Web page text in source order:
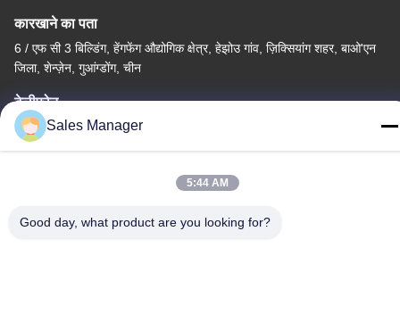
कारखाने का पता
6 / एफ सी 3 बिल्डिंग, हेंगफेंग औद्योगिक क्षेत्र, हेझोउ गांव, ज़िक्सियांग शहर, बाओ'एन
जिला, शेन्ज़ेन, गुआंग्डोंग, चीन
टेलीफोन
86--13662697476
चीन अच्छी गुणवत्ता धातु गुंबद झिल्ली स्विच आपूर्तिकर्ता. कॉपीराइट © -2026
Sales Manager
5:44 AM
Good day, what product are you looking for?